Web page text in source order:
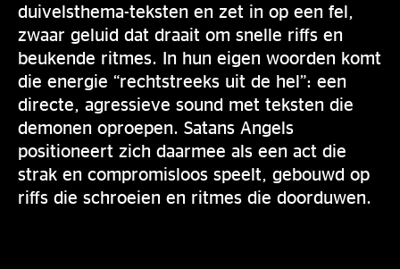
duivelsthema-teksten en zet in op een fel,
zwaar geluid dat draait om snelle riffs en
beukende ritmes. In hun eigen woorden komt
die energie “rechtstreeks uit de hel”: een
directe, agressieve sound met teksten die
demonen oproepen. Satans Angels
positioneert zich daarmee als een act die
strak en compromisloos speelt, gebouwd op
riffs die schroeien en ritmes die doorduwen.